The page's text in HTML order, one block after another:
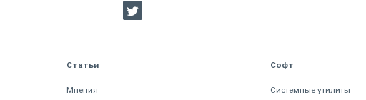
Статьи
Мнения
Софт
Системные утилиты